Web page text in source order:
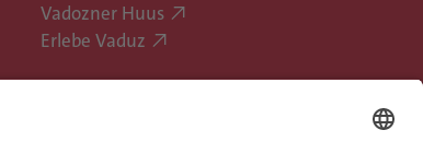
Vadozner Huus
Erlebe Vaduz